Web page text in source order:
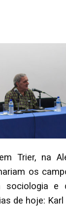
Trier, na
os
sociologia e
de hoje: Karl